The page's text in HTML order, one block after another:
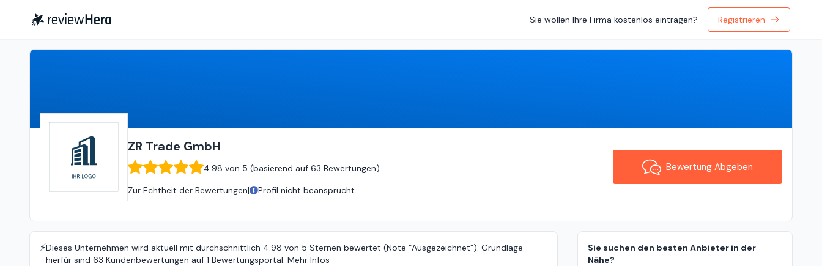
Sie wollen Ihre Firma kostenlos eintragen? Registrieren
ZR Trade GmbH
4.98 von 5 (basierend auf 63 Bewertungen)
Zur Echtheit der Bewertungen| Profil nicht beansprucht
Bewertung Abgeben
⚡️Dieses Unternehmen wird aktuell mit durchschnittlich 4.98 von 5 Sternen bewertet (Note “Ausgezeichnet”). Grundlage
hierfür sind 63 Kundenbewertungen auf 1 Bewertungsportal. Mehr Infos
Sie suchen den besten Anbieter in der
Nähe?